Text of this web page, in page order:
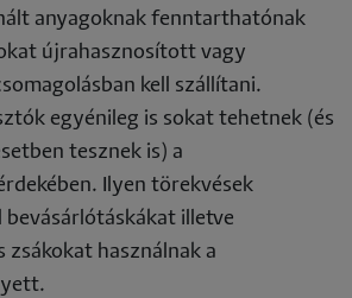
anyagoknak fenntarthatónak
újrahasznosított vagy
kell szállítani.
egyénileg is sokat tehetnek (és
tesznek is) a
Ilyen törekvések
bevásárlótáskákat illetve
zsákokat használnak a